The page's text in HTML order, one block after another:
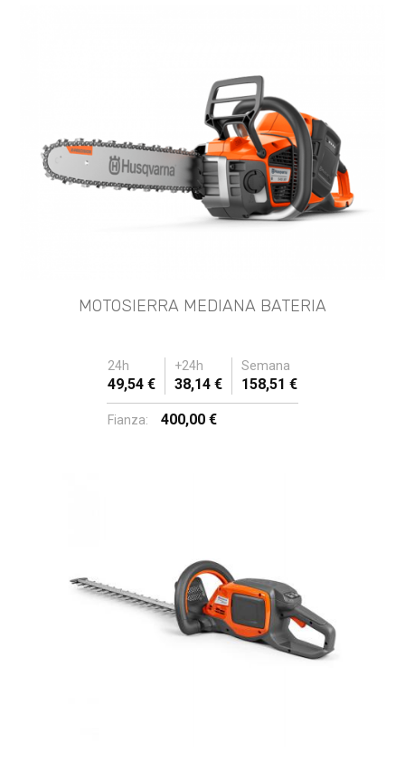
MOTOSIERRA MEDIANA BATERIA
24h +24h Semana
49,54 € 38,14 € 158,51 €
Fianza: 400,00 €